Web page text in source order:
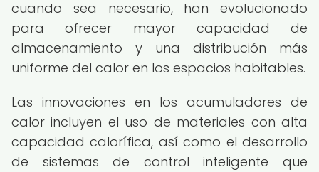
cuando sea necesario, han evolucionado
para ofrecer mayor capacidad de
almacenamiento y una distribución más
uniforme del calor en los espacios habitables.
Las innovaciones en los acumuladores de
calor incluyen el uso de materiales con alta
capacidad calorífica, así como el desarrollo
de sistemas de control inteligente que